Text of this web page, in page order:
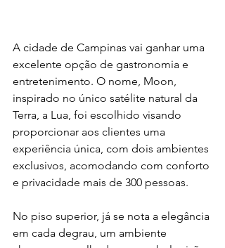
A cidade de Campinas vai ganhar uma
excelente opção de gastronomia e
entretenimento. O nome, Moon,
inspirado no único satélite natural da
Terra, a Lua, foi escolhido visando
proporcionar aos clientes uma
experiência única, com dois ambientes
exclusivos, acomodando com conforto
e privacidade mais de 300 pessoas.
No piso superior, já se nota a elegância
em cada degrau, um ambiente